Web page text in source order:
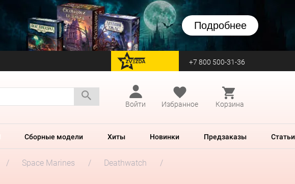
Подробнее
перейти на Zvezda +7 800 500-31-36
Войти
Избранное Корзина
Сборные модели Хиты Новинки Предзаказы Статьи
Space Marines
Deathwatch